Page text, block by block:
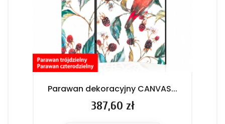
Parawan dekoracyjny CANVAS...
Cena
387,60 zł